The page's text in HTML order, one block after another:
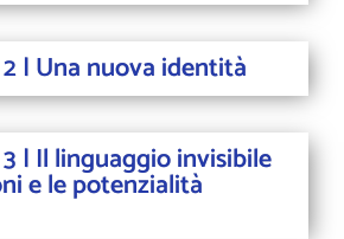
| Una nuova identità
| Il linguaggio invisibile
e le potenzialità